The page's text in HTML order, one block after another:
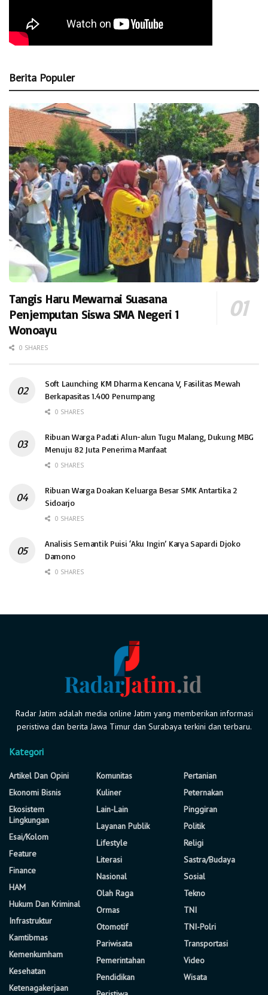
Berita Populer
Tangis Haru Mewarnai Suasana
Penjemputan Siswa SMA Negeri 1
Wonoayu
0 SHARES
Soft Launching KM Dharma Kencana V, Fasilitas Mewah
Berkapasitas 1.400 Penumpang
0 SHARES
Ribuan Warga Padati Alun-alun Tugu Malang, Dukung MBG
Menuju 82 Juta Penerima Manfaat
0 SHARES
Ribuan Warga Doakan Keluarga Besar SMK Antartika 2
Sidoarjo
0 SHARES
Analisis Semantik Puisi ‘Aku Ingin’ Karya Sapardi Djoko
Damono
0 SHARES
Radar Jatim adalah media online Jatim yang memberikan informasi
peristiwa dan berita Jawa Timur dan Surabaya terkini dan terbaru.
Kategori
Artikel Dan Opini
Ekonomi Bisnis
Ekosistem
Lingkungan
Esai/Kolom
Feature
Finance
HAM
Hukum Dan Kriminal
Infrastruktur
Kamtibmas
Kemenkumham
Kesehatan
Ketenagakerjaan
Komunitas
Kuliner
Lain-Lain
Layanan Publik
Lifestyle
Literasi
Nasional
Olah Raga
Ormas
Otomotif
Pariwisata
Pemerintahan
Pendidikan
Pertanian
Peternakan
Pinggiran
Politik
Religi
Sastra/Budaya
Sosial
Tekno
TNI
TNI-Polri
Transportasi
Video
Wisata